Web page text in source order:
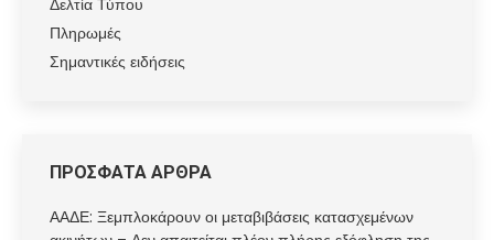
Δελτία Τύπου
Πληρωμές
Σημαντικές ειδήσεις
ΠΡΟΣΦΑΤΑ ΑΡΘΡΑ
ΑΑΔΕ: Ξεμπλοκάρουν οι μεταβιβάσεις κατασχεμένων